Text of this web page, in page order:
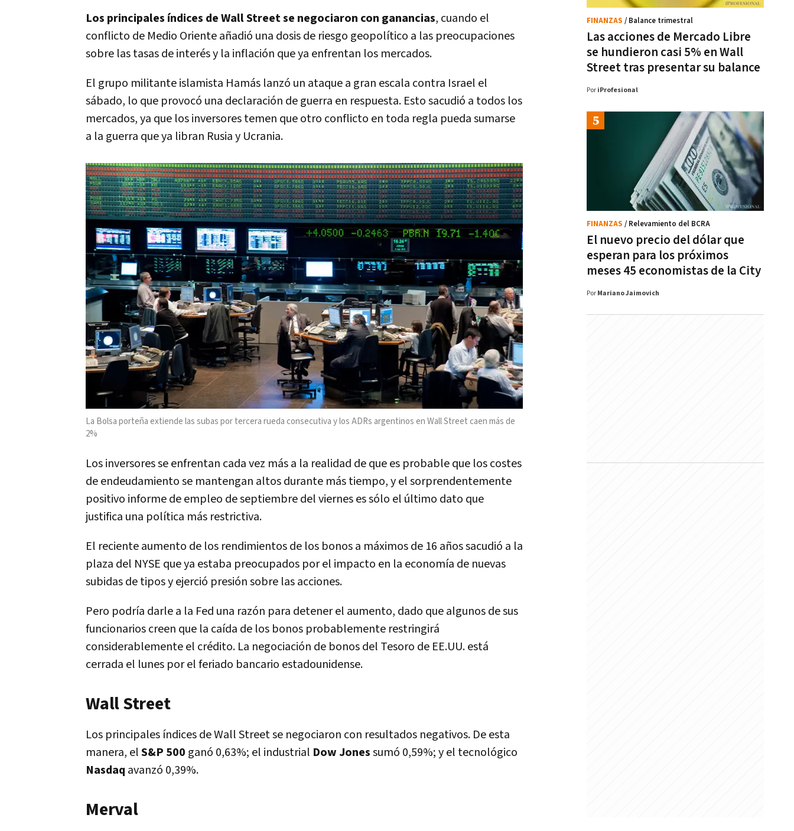
Los principales índices de Wall Street se negociaron con ganancias, cuando el
conflicto de Medio Oriente añadió una dosis de riesgo geopolítico a las preocupaciones
sobre las tasas de interés y la inflación que ya enfrentan los mercados.
El grupo militante islamista Hamás lanzó un ataque a gran escala contra Israel el
sábado, lo que provocó una declaración de guerra en respuesta. Esto sacudió a todos los
mercados, ya que los inversores temen que otro conflicto en toda regla pueda sumarse
a la guerra que ya libran Rusia y Ucrania.
La Bolsa porteña extiende las subas por tercera rueda consecutiva y los ADRs argentinos en Wall Street caen más de
2%
Los inversores se enfrentan cada vez más a la realidad de que es probable que los costes
de endeudamiento se mantengan altos durante más tiempo, y el sorprendentemente
positivo informe de empleo de septiembre del viernes es sólo el último dato que
justifica una política más restrictiva.
El reciente aumento de los rendimientos de los bonos a máximos de 16 años sacudió a la
plaza del NYSE que ya estaba preocupados por el impacto en la economía de nuevas
subidas de tipos y ejerció presión sobre las acciones.
Pero podría darle a la Fed una razón para detener el aumento, dado que algunos de sus
funcionarios creen que la caída de los bonos probablemente restringirá
considerablemente el crédito. La negociación de bonos del Tesoro de EE.UU. está
cerrada el lunes por el feriado bancario estadounidense.
Wall Street
Los principales índices de Wall Street se negociaron con resultados negativos. De esta
manera, elS&P 500 ganó 0,63%; el industrial Dow Jonessumó 0,59%; y el tecnológico
Nasdaq avanzó 0,39%.
Merval
Las acciones de Mercado Libre
se hundieron casi 5% en Wall
Street tras presentar su balance
FINANZAS / Balance trimestral
Por iProfesional
El nuevo precio del dólar que
esperan para los próximos
meses 45 economistas de la City
FINANZAS / Relevamiento del BCRA
Por Mariano Jaimovich